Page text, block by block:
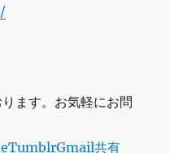
ます。お気軽にお問
TumblrGmail共有